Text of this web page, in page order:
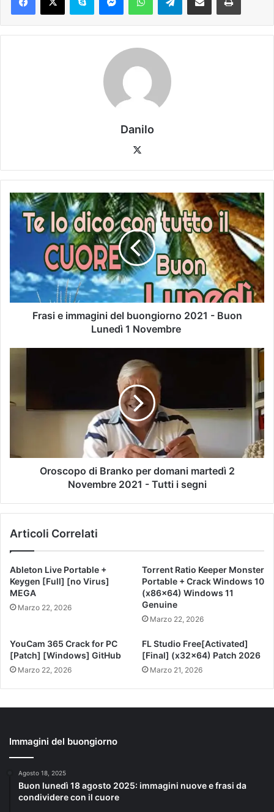
Danilo
Frasi e immagini del buongiorno 2021 - Buon
Lunedì 1 Novembre
Oroscopo di Branko per domani martedì 2
Novembre 2021 - Tutti i segni
Articoli Correlati
Ableton Live Portable +
Keygen [Full] [no Virus]
MEGA
Marzo 22, 2026
Torrent Ratio Keeper Monster
Portable + Crack Windows 10
(x86x64) Windows 11
Genuine
Marzo 22, 2026
YouCam 365 Crack for PC
[Patch] [Windows] GitHub
Marzo 22, 2026
FL Studio Free[Activated]
[Final] (x32x64) Patch 2026
Marzo 21, 2026
Immagini del buongiorno
Agosto 18, 2025
Buon lunedì 18 agosto 2025: immagini nuove e frasi da
condividere con il cuore